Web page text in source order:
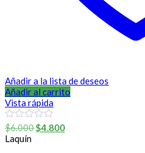
Añadir a la lista de deseos
Añadir al carrito
Vista rápida
0
out
of
$6.000El
$4.800El
Laquín